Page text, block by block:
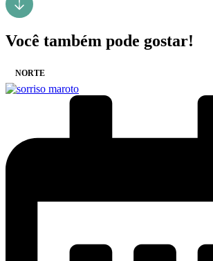
Você também pode gostar!
NORTE